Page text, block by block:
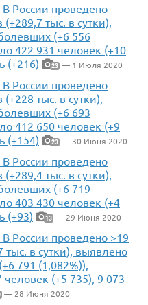
России проведено
тыс. в сутки),
(+6 556
422 931 человек (+10
(+216)
23 — 1 Июля 2020
России проведено
тыс. в сутки),
(+6 693
412 650 человек (+9
(+154)
23 — 30 Июня 2020
России проведено
тыс. в сутки),
(+6 719
403 430 человек (+4
(+93)
13 — 29 Июня 2020
России проведено >19
тыс. в сутки), выявлено
791 (1,082%)),
(+5 735), 9 073
— 28 Июня 2020